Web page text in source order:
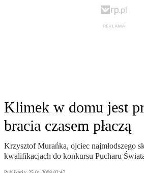
Klimek w domu jest
bracia czasem płaczą
Krzysztof Murańka, ojciec najmłodszego
kwalifikacjach do konkursu Pucharu